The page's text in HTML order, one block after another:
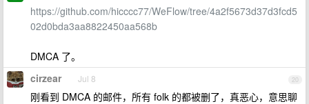
https://github.com/hicccc77/WeFlow/tree/4a2f5673d37d3fcd5
02d0bda3aa8822450aa568b
DMCA 了。
20
cirzear Jul 8
刚看到 DMCA 的邮件，所有 folk 的都被删了，真恶心，意思聊